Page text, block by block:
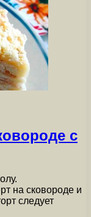
с
на сковороде и
следует